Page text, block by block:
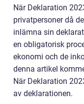
När Deklaration
privatpersoner då
inlämna sin
en obligatorisk
ekonomi och de
denna artikel
När Deklaration
av deklarationen.